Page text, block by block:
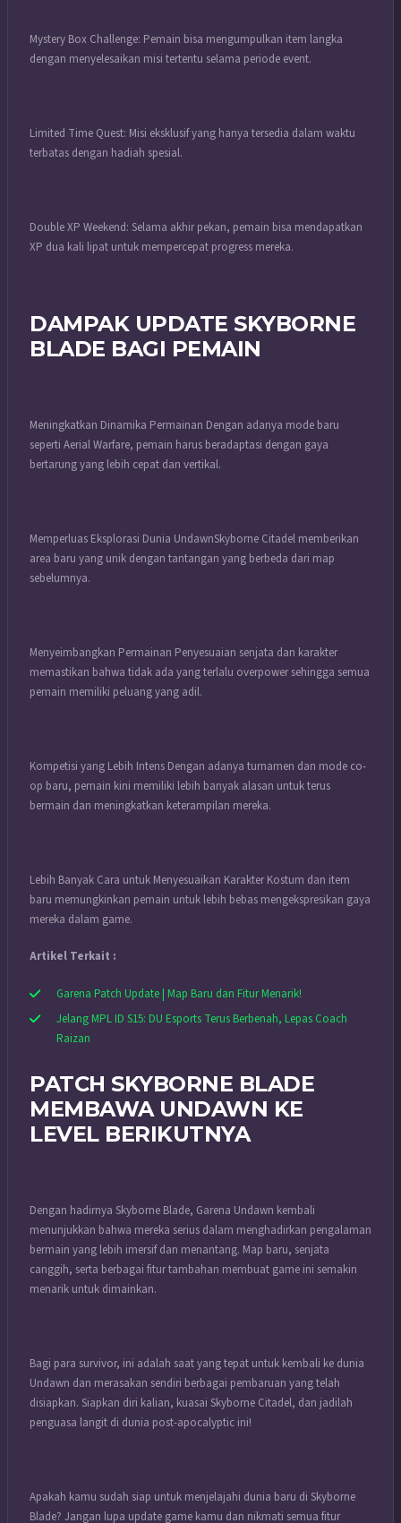
Mystery Box Challenge: Pemain bisa mengumpulkan item langka
dengan menyelesaikan misi tertentu selama periode event.
Limited Time Quest: Misi eksklusif yang hanya tersedia dalam waktu
terbatas dengan hadiah spesial.
Double XP Weekend: Selama akhir pekan, pemain bisa mendapatkan
XP dua kali lipat untuk mempercepat progress mereka.
DAMPAK UPDATE SKYBORNE
BLADE BAGI PEMAIN
Meningkatkan Dinamika Permainan Dengan adanya mode baru
seperti Aerial Warfare, pemain harus beradaptasi dengan gaya
bertarung yang lebih cepat dan vertikal.
Memperluas Eksplorasi Dunia UndawnSkyborne Citadel memberikan
area baru yang unik dengan tantangan yang berbeda dari map
sebelumnya.
Menyeimbangkan Permainan Penyesuaian senjata dan karakter
memastikan bahwa tidak ada yang terlalu overpower sehingga semua
pemain memiliki peluang yang adil.
Kompetisi yang Lebih Intens Dengan adanya turnamen dan mode co-
op baru, pemain kini memiliki lebih banyak alasan untuk terus
bermain dan meningkatkan keterampilan mereka.
Lebih Banyak Cara untuk Menyesuaikan Karakter Kostum dan item
baru memungkinkan pemain untuk lebih bebas mengekspresikan gaya
mereka dalam game.
Artikel Terkait :
Garena Patch Update | Map Baru dan Fitur Menarik!
Jelang MPL ID S15: DU Esports Terus Berbenah, Lepas Coach
Raizan
PATCH SKYBORNE BLADE
MEMBAWA UNDAWN KE
LEVEL BERIKUTNYA
Dengan hadirnya Skyborne Blade, Garena Undawn kembali
menunjukkan bahwa mereka serius dalam menghadirkan pengalaman
bermain yang lebih imersif dan menantang. Map baru, senjata
canggih, serta berbagai fitur tambahan membuat game ini semakin
menarik untuk dimainkan.
Bagi para survivor, ini adalah saat yang tepat untuk kembali ke dunia
Undawn dan merasakan sendiri berbagai pembaruan yang telah
disiapkan. Siapkan diri kalian, kuasai Skyborne Citadel, dan jadilah
penguasa langit di dunia post-apocalyptic ini!
Apakah kamu sudah siap untuk menjelajahi dunia baru di Skyborne
Blade? Jangan lupa update game kamu dan nikmati semua fitur